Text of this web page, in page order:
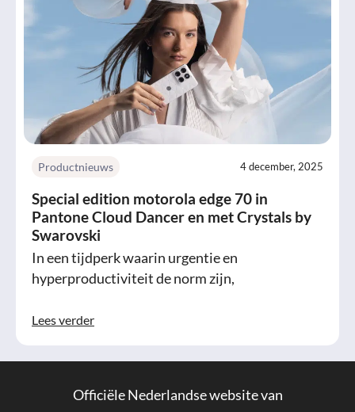
Productnieuws 4 december, 2025
Special edition motorola edge 70 in
Pantone Cloud Dancer en met Crystals by
Swarovski
In een tijdperk waarin urgentie en
hyperproductiviteit de norm zijn,
Lees verder
Officiële Nederlandse website van